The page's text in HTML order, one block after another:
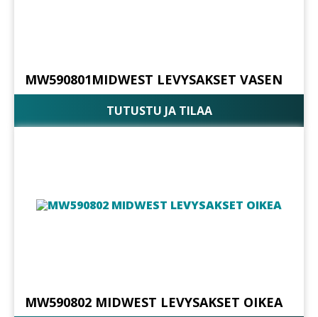
MW590801MIDWEST LEVYSAKSET VASEN
TUTUSTU JA TILAA
MW590802 MIDWEST LEVYSAKSET OIKEA